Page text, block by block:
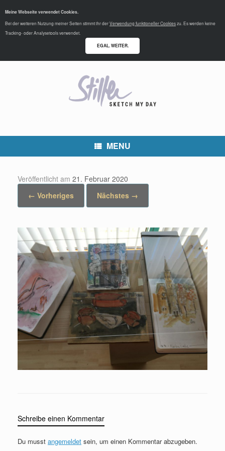
MENU
Veröffentlicht am 21. Februar 2020
← Vorheriges
Nächstes →
Schreibe einen Kommentar
Du musst angemeldet sein, um einen Kommentar abzugeben.
Meine Webseite verwendet Cookies.
Bei der weiteren Nutzung meiner Seiten stimmt ihr derVerwendung funktioneller Cookieszu. Es werden keine
Tracking- oder Analysetools verwendet.
EGAL. WEITER.